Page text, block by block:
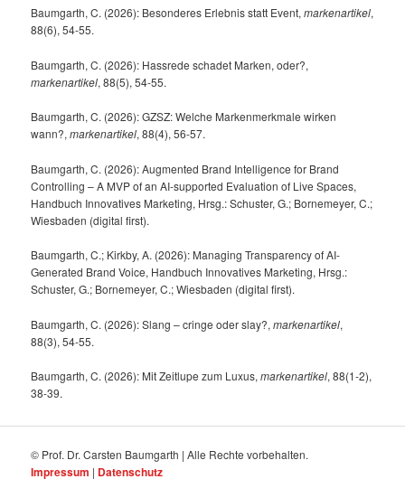
Baumgarth, C. (2026): Besonderes Erlebnis statt Event,markenartikel,
88(6), 54-55.
Baumgarth, C. (2026): Hassrede schadet Marken, oder?,
markenartikel, 88(5), 54-55.
Baumgarth, C. (2026): GZSZ: Welche Markenmerkmale wirken
wann?,markenartikel, 88(4), 56-57.
Baumgarth, C. (2026): Augmented Brand Intelligence for Brand
Controlling – A MVP of an AI-supported Evaluation of Live Spaces,
Handbuch Innovatives Marketing, Hrsg.: Schuster, G.; Bornemeyer, C.;
Wiesbaden (digital first).
Baumgarth, C.; Kirkby, A. (2026): Managing Transparency of AI-
Generated Brand Voice, Handbuch Innovatives Marketing, Hrsg.:
Schuster, G.; Bornemeyer, C.; Wiesbaden (digital first).
Baumgarth, C. (2026): Slang – cringe oder slay?,markenartikel,
88(3), 54-55.
Baumgarth, C. (2026): Mit Zeitlupe zum Luxus,markenartikel, 88(1-2),
38-39.
© Prof. Dr. Carsten Baumgarth | Alle Rechte vorbehalten.
Impressum | Datenschutz